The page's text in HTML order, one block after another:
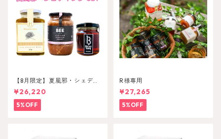
【8月限定】夏風邪・シェディ
ンングセット
¥26,220
5%OFF
R様専用
¥27,265
5%OFF